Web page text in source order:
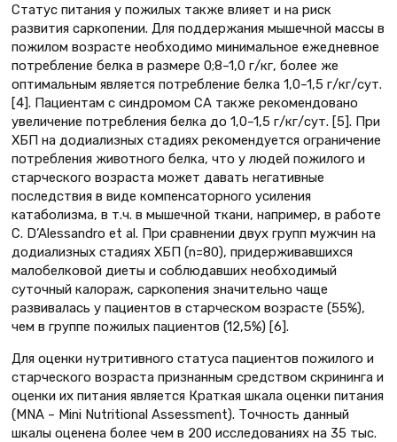
Статус питания у пожилых также влияет и на риск
развития саркопении. Для поддержания мышечной массы в
пожилом возрасте необходимо минимальное ежедневное
потребление белка в размере 0;8–1,0 г/кг, более же
оптимальным является потребление белка 1,0–1,5 г/кг/сут.
[4]. Пациентам с синдромом СА также рекомендовано
увеличение потребления белка до 1,0–1,5 г/кг/сут. [5]. При
ХБП на додиализных стадиях рекомендуется ограничение
потребления животного белка, что у людей пожилого и
старческого возраста может давать негативные
последствия в виде компенсаторного усиления
катаболизма, в т.ч. в мышечной ткани, например, в работе
C. D’Alessandro et al. При сравнении двух групп мужчин на
додиализных стадиях ХБП (n=80), придерживавшихся
малобелковой диеты и соблюдавших необходимый
суточный калораж, саркопения значительно чаще
развивалась у пациентов в старческом возрасте (55%),
чем в группе пожилых пациентов (12,5%) [6].
Для оценки нутритивного статуса пациентов пожилого и
старческого возраста признанным средством скрининга и
оценки их питания является Краткая шкала оценки питания
(MNA – Mini Nutritional Assessment). Точность данный
шкалы оценена более чем в 200 исследованиях на 35 тыс.